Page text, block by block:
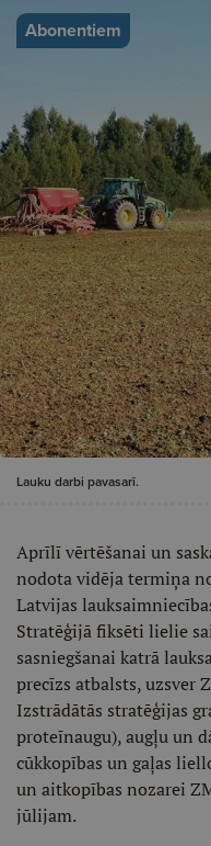
Abonentiem
Lauku darbi pavasarī.
Aprīlī vērtēšanai un
nodota vidēja termiņa
Latvijas
Stratēģijā fiksēti lielie
sasniegšanai katrā
precīzs atbalsts, uzsver
Izstrādātās stratēģijas
proteīnaugu), augļu un
cūkkopības un gaļas
un aitkopības nozarei
jūlijam.